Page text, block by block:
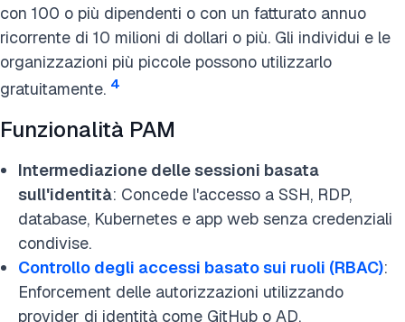
con 100 o più dipendenti o con un fatturato annuo
ricorrente di 10 milioni di dollari o più. Gli individui e le
organizzazioni più piccole possono utilizzarlo
gratuitamente. 4
Funzionalità PAM
Intermediazione delle sessioni basata
sull'identità: Concede l'accesso a SSH, RDP,
database, Kubernetes e app web senza credenziali
condivise.
Controllo degli accessi basato sui ruoli (RBAC):
Enforcement delle autorizzazioni utilizzando
provider di identità come GitHub o AD.